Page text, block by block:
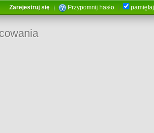
Zarejestruj się Przypomnij hasło pamiętaj